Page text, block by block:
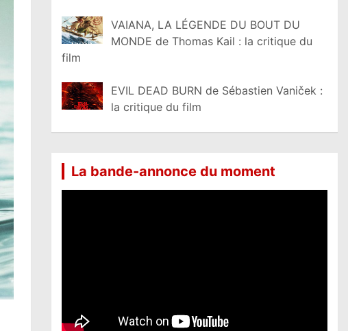
VAIANA, LA LÉGENDE DU BOUT DU
MONDE de Thomas Kail : la critique du
film
EVIL DEAD BURN de Sébastien Vaniček :
la critique du film
La bande-annonce du moment